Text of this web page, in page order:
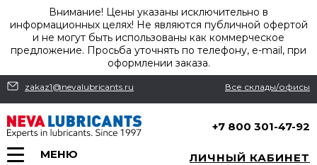
Внимание! Цены указаны исключительно в
информационных целях! Не являются публичной офертой
и не могут быть использованы как коммерческое
предложение. Просьба уточнять по телефону, e-mail, при
оформлении заказа.
zakaz1@nevalubricants.ru Все склады/офисы
+7 800 301-47-92
МЕНЮ ЛИЧНЫЙ КАБИНЕТ